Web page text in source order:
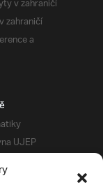
v zahraničí
zahraničí
a
UJEP
podpory